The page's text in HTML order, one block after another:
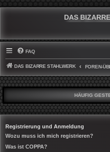
DAS
FAQ
DAS BIZARRE STAHLWERK FOREN-
HÄUFIG
Registrierung und Anmeldung
Wozu muss ich mich registrieren?
Was ist COPPA?